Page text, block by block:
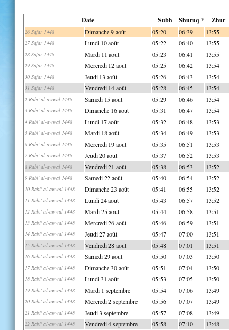
Date Subh Shuruq * Zhur
26 Safar 1448 Dimanche 9 août 05:20 06:39 13:55
27 Safar 1448 Lundi 10 août 05:22 06:40 13:55
28 Safar 1448 Mardi 11 août 05:23 06:41 13:55
29 Safar 1448 Mercredi 12 août 05:25 06:42 13:54
30 Safar 1448 Jeudi 13 août 05:26 06:43 13:54
31 Safar 1448 Vendredi 14 août 05:28 06:45 13:54
2 Rabi' al-awwal 1448 Samedi 15 août 05:29 06:46 13:54
3 Rabi' al-awwal 1448 Dimanche 16 août 05:31 06:47 13:54
4 Rabi' al-awwal 1448 Lundi 17 août 05:32 06:48 13:53
5 Rabi' al-awwal 1448 Mardi 18 août 05:34 06:49 13:53
6 Rabi' al-awwal 1448 Mercredi 19 août 05:35 06:51 13:53
7 Rabi' al-awwal 1448 Jeudi 20 août 05:37 06:52 13:53
8 Rabi' al-awwal 1448 Vendredi 21 août 05:38 06:53 13:52
9 Rabi' al-awwal 1448 Samedi 22 août 05:40 06:54 13:52
10 Rabi' al-awwal 1448 Dimanche 23 août 05:41 06:55 13:52
11 Rabi' al-awwal 1448 Lundi 24 août 05:43 06:57 13:52
12 Rabi' al-awwal 1448 Mardi 25 août 05:44 06:58 13:51
13 Rabi' al-awwal 1448 Mercredi 26 août 05:46 06:59 13:51
14 Rabi' al-awwal 1448 Jeudi 27 août 05:47 07:00 13:51
15 Rabi' al-awwal 1448 Vendredi 28 août 05:48 07:01 13:51
16 Rabi' al-awwal 1448 Samedi 29 août 05:50 07:03 13:50
17 Rabi' al-awwal 1448 Dimanche 30 août 05:51 07:04 13:50
18 Rabi' al-awwal 1448 Lundi 31 août 05:53 07:05 13:50
19 Rabi' al-awwal 1448 Mardi 1 septembre 05:54 07:06 13:49
20 Rabi' al-awwal 1448 Mercredi 2 septembre 05:56 07:07 13:49
21 Rabi' al-awwal 1448 Jeudi 3 septembre 05:57 07:08 13:49
22 Rabi' al-awwal 1448 Vendredi 4 septembre 05:58 07:10 13:48